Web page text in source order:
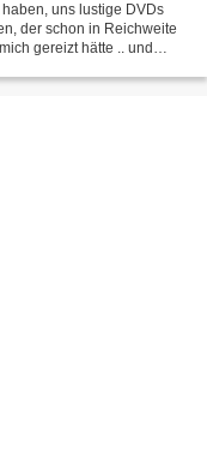
uns lustige DVDs
der schon in Reichweite
gereizt hätte .. und